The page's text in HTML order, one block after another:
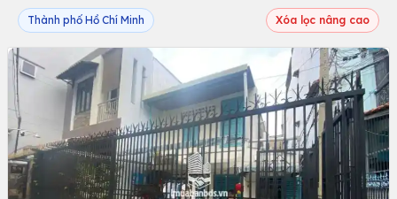
Thành phố Hồ Chí Minh Xóa lọc nâng cao